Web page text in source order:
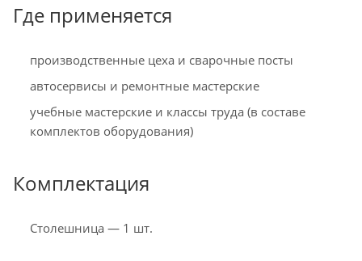
Где применяется
производственные цеха и сварочные посты
автосервисы и ремонтные мастерские
учебные мастерские и классы труда (в составе
комплектов оборудования)
Комплектация
Столешница — 1 шт.